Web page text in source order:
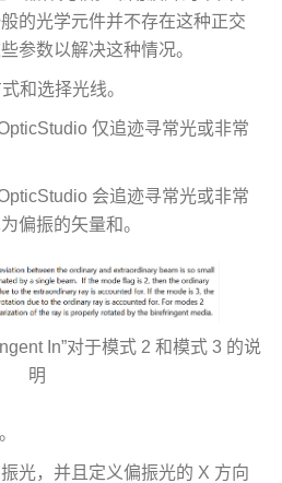
的光学元件并不存在这种正交
参数以解决这种情况。
和选择光线。
仅追迹寻常光或非常
会追迹寻常光或非常
偏振的矢量和。
In”对于模式 2 和模式 3 的说
明
光，并且定义偏振光的 X 方向